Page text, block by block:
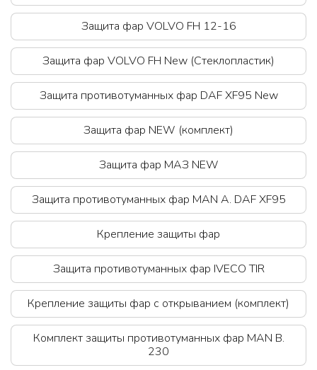
Защита фар VOLVO FH 12-16
Защита фар VOLVO FH New (Стеклопластик)
Защита противотуманных фар DAF XF95 New
Защита фар NEW (комплект)
Защита фар МАЗ NEW
Защита противотуманных фар MAN A. DAF XF95
Крепление защиты фар
Защита противотуманных фар IVECO TIR
Крепление защиты фар с открыванием (комплект)
Комплект защиты противотуманных фар MAN B.
230